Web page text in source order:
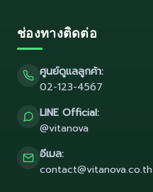
ช่องทางติดต่อ
ศูนย์ดูแลลูกค้า:
02-123-4567
LINE Official:
@vitanova
อีเมล:
contact@vitanova.co.th